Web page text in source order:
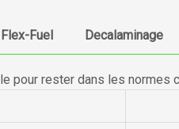
Fuel Decalaminage
pour rester dans les